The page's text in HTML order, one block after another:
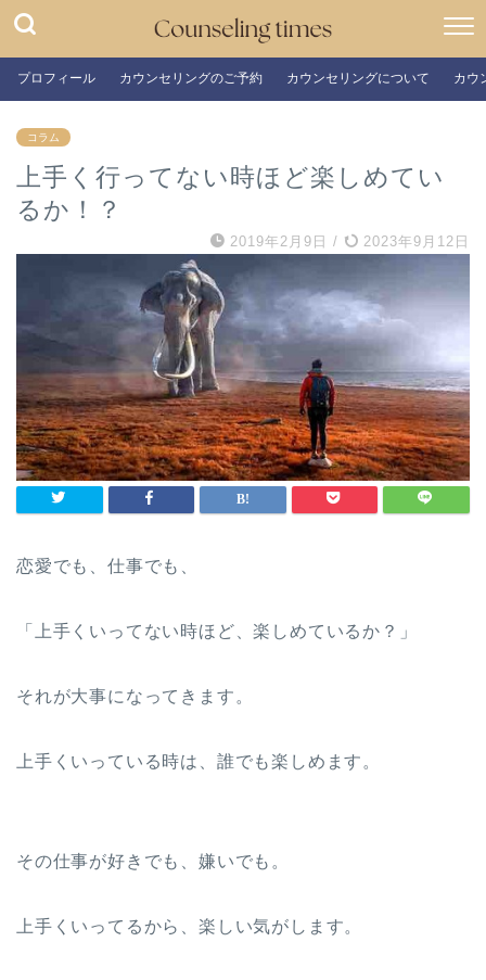
プロフィール カウンセリングのご予約 カウンセリングについて カウ
コラム
上手く行ってない時ほど楽しめてい
るか！？
2019年2月9日 / 2023年9月12日
恋愛でも、仕事でも、
「上手くいってない時ほど、楽しめているか？」
それが大事になってきます。
上手くいっている時は、誰でも楽しめます。
その仕事が好きでも、嫌いでも。
上手くいってるから、楽しい気がします。